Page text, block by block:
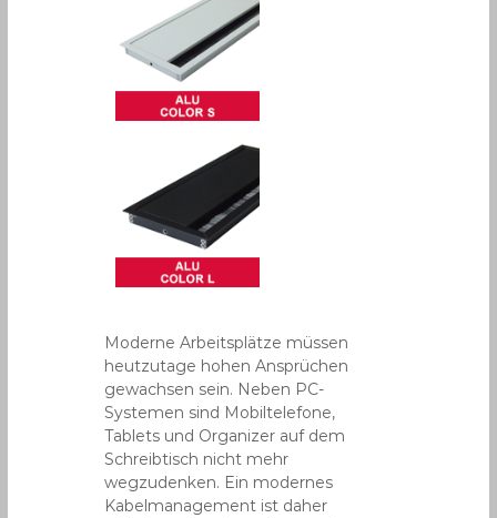
Moderne Arbeitsplätze müssen
heutzutage hohen Ansprüchen
gewachsen sein. Neben PC-
Systemen sind Mobiltelefone,
Tablets und Organizer auf dem
Schreibtisch nicht mehr
wegzudenken. Ein modernes
Kabelmanagement ist daher